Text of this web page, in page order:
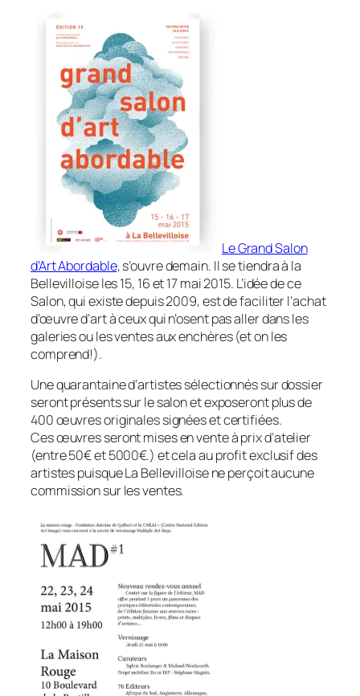
Le Grand Salon
d’Art Abordable, s’ouvre demain. Il se tiendra à la
Bellevilloise les 15, 16 et 17 mai 2015. L’idée de ce
Salon, qui existe depuis 2009, est de faciliter l’achat
d’œuvre d’art à ceux qui n’osent pas aller dans les
galeries ou les ventes aux enchères (et on les
comprend!).
Une quarantaine d’artistes sélectionnés sur dossier
seront présents sur le salon et exposeront plus de
400 œuvres originales signées et certifiées.
Ces œuvres seront mises en vente à prix d’atelier
(entre 50€ et 5000€.) et cela au profit exclusif des
artistes puisque La Bellevilloise ne perçoit aucune
commission sur les ventes.